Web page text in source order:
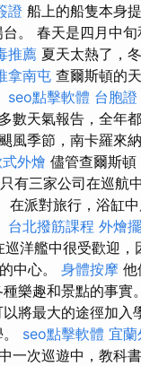
證 船上的船隻本身
。 春天是四月中
推薦 夏天太熱了，
拿南屯 查爾斯頓的
seo點擊軟體 台胞
數天氣報告，全年
風季節，南卡羅來
外燴 儘管查爾斯
有三家公司在巡航
在派對旅行，浴缸
台北撥筋課程 外燴
巡洋艦中很受歡迎
中心。 身體按摩 他
樂趣和景點的事實
將最大的途徑加入
seo點擊軟體 宜蘭
一次巡遊中，教科